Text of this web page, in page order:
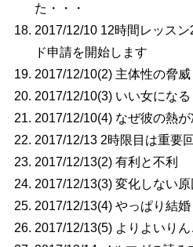
た・・・
2017/12/10 12時間レッス
ド申請を開始します
2017/12/10(2) 主体性の脅威
2017/12/10(3) いい女になる
2017/12/10(4) なぜ彼の熱
2017/12/13 2時限目は重要
2017/12/13(2) 有利と不利
2017/12/13(3) 変化しない原
2017/12/13(4) やっぱり結
2017/12/13(5) よりよいり